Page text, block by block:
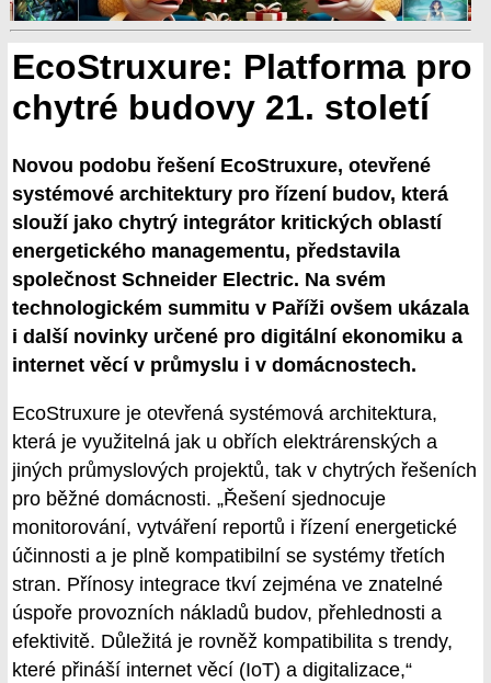
EcoStruxure: Platforma pro
chytré budovy 21. století
Novou podobu řešení EcoStruxure, otevřené
systémové architektury pro řízení budov, která
slouží jako chytrý integrátor kritických oblastí
energetického managementu, představila
společnost Schneider Electric. Na svém
technologickém summitu v Paříži ovšem ukázala
i další novinky určené pro digitální ekonomiku a
internet věcí v průmyslu i v domácnostech.
EcoStruxure je otevřená systémová architektura,
která je využitelná jak u obřích elektrárenských a
jiných průmyslových projektů, tak v chytrých řešeních
pro běžné domácnosti. „Řešení sjednocuje
monitorování, vytváření reportů i řízení energetické
účinnosti a je plně kompatibilní se systémy třetích
stran. Přínosy integrace tkví zejména ve znatelné
úspoře provozních nákladů budov, přehlednosti a
efektivitě. Důležitá je rovněž kompatibilita s trendy,
které přináší internet věcí (IoT) a digitalizace,“